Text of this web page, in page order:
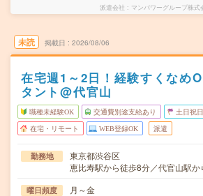
派遣会社 マンパワーグループ株式
未読 掲載日 2026/08/06
在宅週1～2日！経験すくなめ
タント@代官山
職種未経験OK 交通費別途支給あり 土日祝
在宅・リモート WEB登録OK 派遣
勤務地
東京都渋谷区
恵比寿駅から徒歩8分／代官山駅か
曜日頻度 月～金